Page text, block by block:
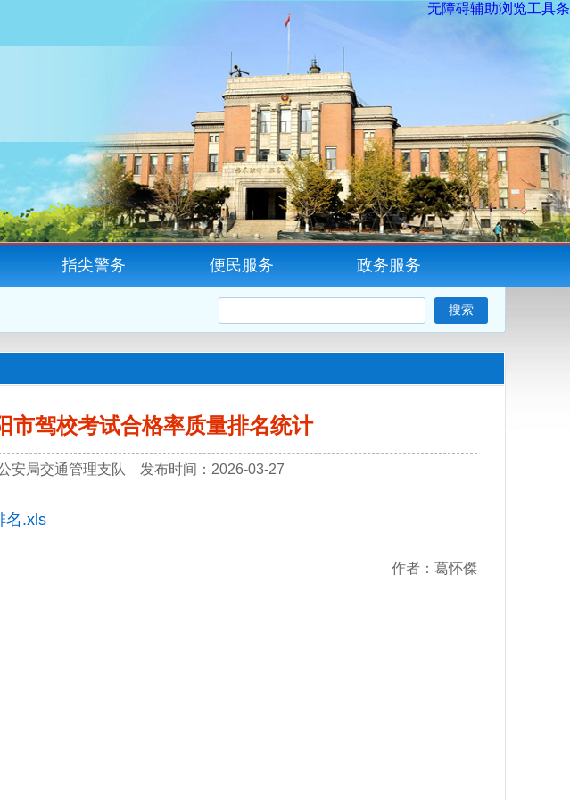
无障碍辅助浏览工具条
指尖警务 便民服务 政务服务
市驾校考试合格率质量排名统计
安局交通管理支队 发布时间：2026-03-27
名.xls
作者：葛怀傑